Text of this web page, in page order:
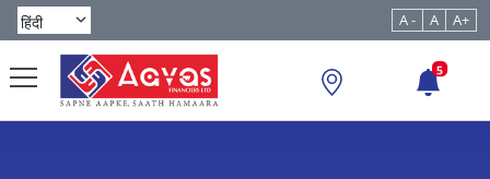
A - A A+
5